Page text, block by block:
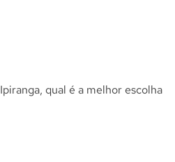
qual é a melhor escolha